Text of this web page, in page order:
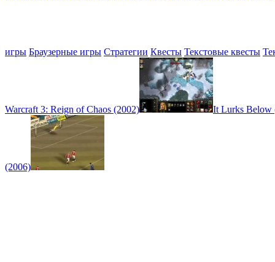
игры Браузерные игры Стратегии Квесты Текстовые квесты
Warcraft 3: Reign of Chaos (2002) It Lurks Below
(2006)